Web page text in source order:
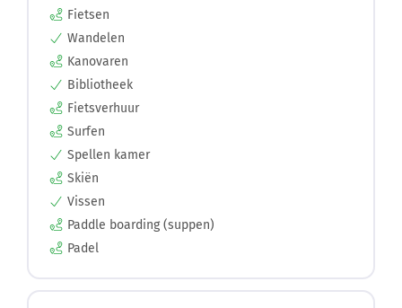
Fietsen
Wandelen
Kanovaren
Bibliotheek
Fietsverhuur
Surfen
Spellen kamer
Skiën
Vissen
Paddle boarding (suppen)
Padel